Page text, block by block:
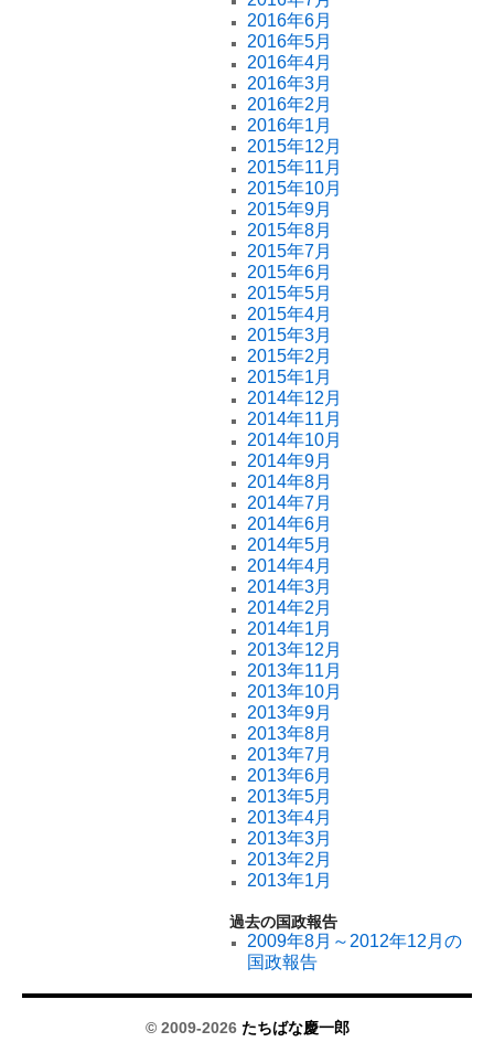
2016年6月
2016年5月
2016年4月
2016年3月
2016年2月
2016年1月
2015年12月
2015年11月
2015年10月
2015年9月
2015年8月
2015年7月
2015年6月
2015年5月
2015年4月
2015年3月
2015年2月
2015年1月
2014年12月
2014年11月
2014年10月
2014年9月
2014年8月
2014年7月
2014年6月
2014年5月
2014年4月
2014年3月
2014年2月
2014年1月
2013年12月
2013年11月
2013年10月
2013年9月
2013年8月
2013年7月
2013年6月
2013年5月
2013年4月
2013年3月
2013年2月
2013年1月
過去の国政報告
2009年8月～2012年12月の
国政報告
© 2009-2026 たちばな慶一郎